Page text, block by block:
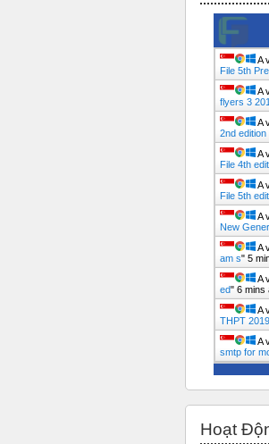
A
A
File 5th
A
flyers 3
A
2nd
A
File 4th
A
File 5th
A
New
A
am s" 5
A
ed" 6 mins
A
THPT
A
smtp for
Hoạt